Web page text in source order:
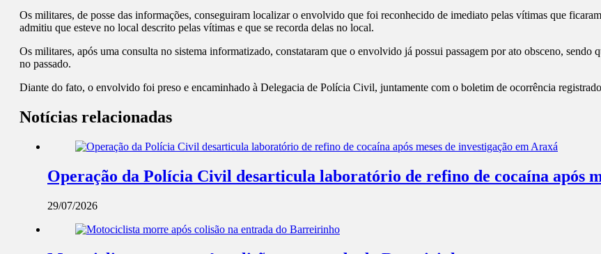
Os militares, de posse das informações, conseguiram localizar o envolvido que foi reconhecido de imediato pelas vítimas que
admitiu que esteve no local descrito pelas vítimas e que se recorda delas no local.
Os militares, após uma consulta no sistema informatizado, constataram que o envolvido já possui passagem por ato obsceno, sendo
no passado.
Diante do fato, o envolvido foi preso e encaminhado à Delegacia de Polícia Civil, juntamente com o boletim de ocorrência
Notícias relacionadas
Operação da Polícia Civil desarticula laboratório de refino de cocaína após
29/07/2026